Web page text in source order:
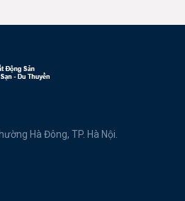
Hà Đông, TP. Hà Nội.